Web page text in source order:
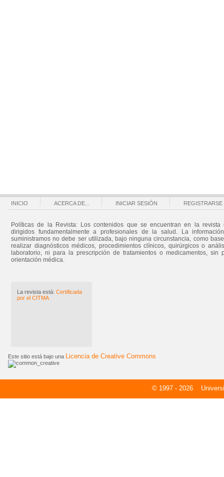
INICIO ACERCA DE... INICIAR SESIÓN REGISTRARSE
Políticas de la Revista: Los contenidos que se encuentran en la revista
dirigidos fundamentalmente a profesionales de la salud. La
suministramos no debe ser utilizada, bajo ninguna circunstancia, como
realizar diagnósticos médicos, procedimientos clínicos, quirúrgicos o
laboratorio, ni para la prescripción de tratamientos o medicamentos, sin
orientación médica.
La revista está: Certificada
por el CITMA
Este sitio está bajo una Licencia de Creative Commons
© 1997 - 2026